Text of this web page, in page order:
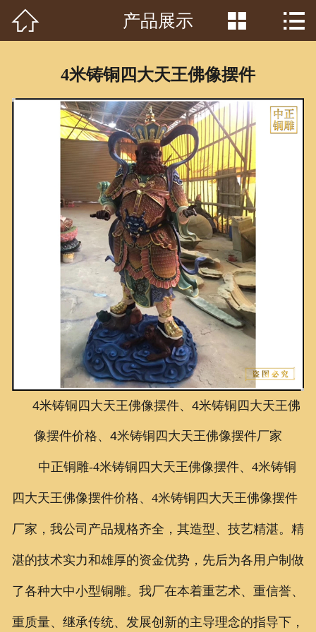
首页
产品中心
客户见证
常识问答
新闻资讯
荣誉资质
泥塑鉴赏
联系我们
 产品展示  
4米铸铜四大天王佛像摆件
4米铸铜四大天王佛像摆件、4米铸铜四大天王佛
像摆件价格、4米铸铜四大天王佛像摆件厂家
中正铜雕-4米铸铜四大天王佛像摆件、 4米铸铜
四大天王佛像摆件价格、 4米铸铜四大天王佛像摆件
厂家 ，我公司产品规格齐全，其造型、技艺精湛。精
湛的技术实力和雄厚的资金优势，先后为各用户制做
了各种大中小型铜雕。我厂在本着重艺术、重信誉、
重质量、继承传统、发展创新的主导理念的指导下，